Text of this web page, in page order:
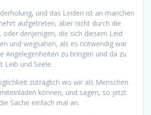
und das Leiden ist an manchen
aufgetreten, aber nicht durch die
oder denjenigen, die sich diesem Leid
und wegsahen, als es notwendig war
Angelegenheiten zu bringen und da zu
Leib und Seele.
zuträglich wo wir als Menschen
können, und sagen, so jetzt
Sache einfach mal an.